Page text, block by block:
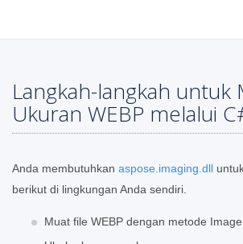
Langkah-langkah untuk
Ukuran WEBP melalui
Anda membutuhkan aspose.imaging.dll
berikut di lingkungan Anda sendiri.
Muat file WEBP dengan metode